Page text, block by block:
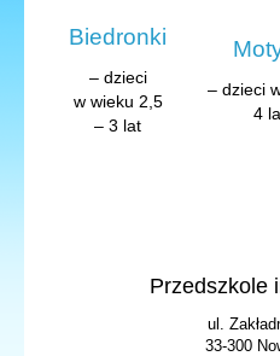
Biedronki
– dzieci
w wieku 2,5
– 3 lat
– dzieci
4
Przedszkole
ul.
33-300